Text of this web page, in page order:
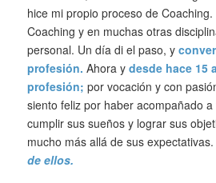
hice mi propio proceso de Coaching.
Coaching y en muchas otras
personal. Un día di el paso, y
profesión. Ahora y desde hace 15
profesión; por vocación y con
siento feliz por haber acompañado
cumplir sus sueños y lograr sus
mucho más allá de sus expectativas.
de ellos.